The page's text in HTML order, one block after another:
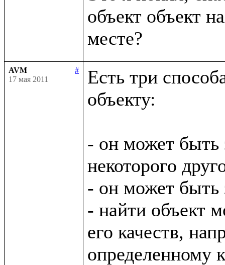
объект объект
AVM
#
17 мая 2011
Есть три
объекту:
- он может быть
некоторого
- он может быть
- найти объект
его качеств,
определенному